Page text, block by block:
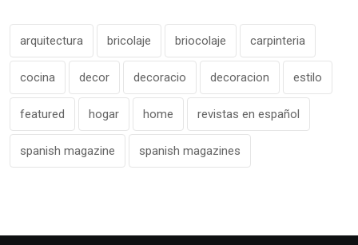
arquitectura bricolaje briocolaje carpinteria
cocina decor decoracio decoracion estilo
featured hogar home revistas en español
spanish magazine spanish magazines